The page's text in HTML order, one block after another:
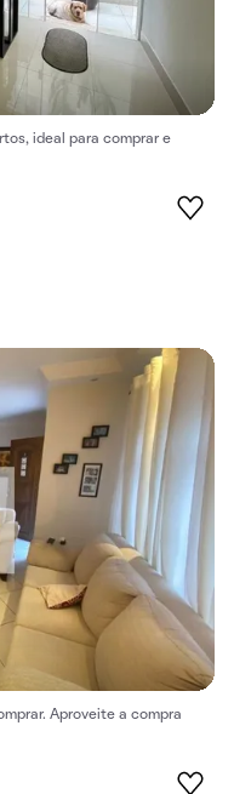
ideal para comprar e
Aproveite a compra